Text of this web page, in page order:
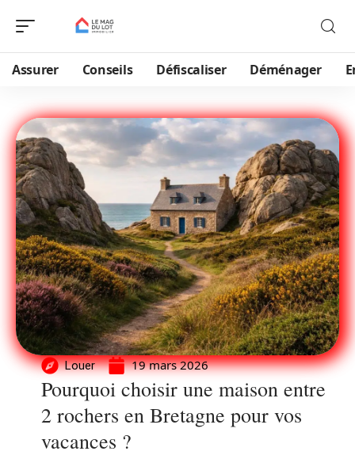
Assurer Conseils Défiscaliser Déménager
Louer 19 mars 2026
Pourquoi choisir une maison entre
2 rochers en Bretagne pour vos
vacances ?